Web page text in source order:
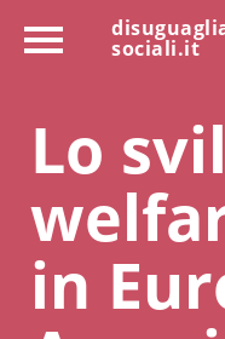
sociali.it
Lo
in